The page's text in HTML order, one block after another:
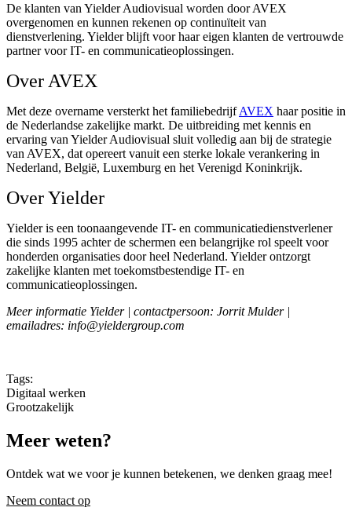
De klanten van Yielder Audiovisual worden door AVEX
overgenomen en kunnen rekenen op continuïteit van
dienstverlening. Yielder blijft voor haar eigen klanten de vertrouwde
partner voor IT- en communicatieoplossingen.
Over AVEX
Met deze overname versterkt het familiebedrijfAVEX haar positie in
de Nederlandse zakelijke markt. De uitbreiding met kennis en
ervaring van Yielder Audiovisual sluit volledig aan bij de strategie
van AVEX, dat opereert vanuit een sterke lokale verankering in
Nederland, België, Luxemburg en het Verenigd Koninkrijk.
Over Yielder
Yielder is een toonaangevende IT- en communicatiedienstverlener
die sinds 1995 achter de schermen een belangrijke rol speelt voor
honderden organisaties door heel Nederland. Yielder ontzorgt
zakelijke klanten met toekomstbestendige IT- en
communicatieoplossingen.
Meer informatie Yielder | contactpersoon: Jorrit Mulder |
emailadres: info@yieldergroup.com
Tags:
Digitaal werken
Grootzakelijk
Meer weten?
Ontdek wat we voor je kunnen betekenen, we denken graag mee!
Neem contact op